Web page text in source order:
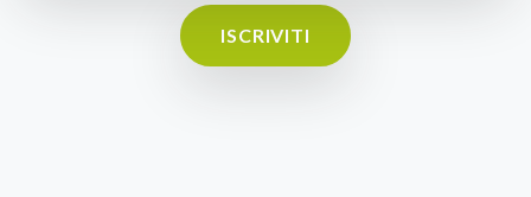
ISCRIVITI